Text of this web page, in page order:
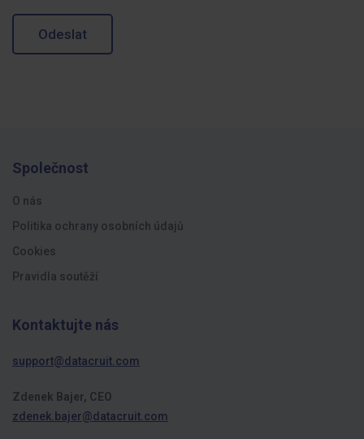
Odeslat
Společnost
O nás
Politika ochrany osobních údajů
Cookies
Pravidla soutěží
Kontaktujte nás
support@datacruit.com
Zdenek Bajer, CEO
zdenek.bajer@datacruit.com